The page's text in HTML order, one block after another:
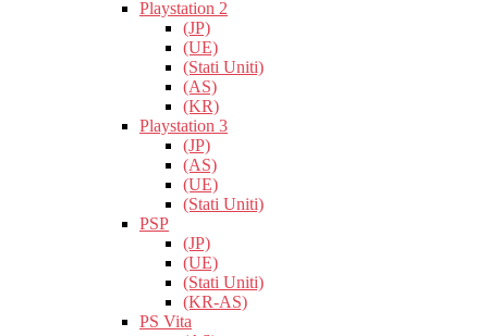
Playstation 2
(JP)
(UE)
(Stati Uniti)
(AS)
(KR)
Playstation 3
(JP)
(AS)
(UE)
(Stati Uniti)
PSP
(JP)
(UE)
(Stati Uniti)
(KR-AS)
PS Vita